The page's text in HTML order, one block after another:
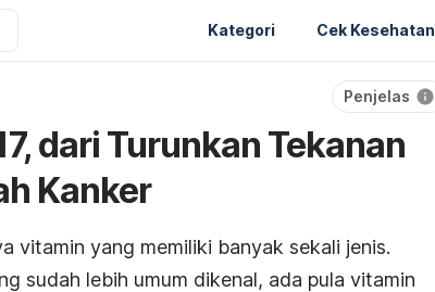
Kategori Cek Kesehatan
Penjelas
dari Turunkan Tekanan
Kanker
vitamin yang memiliki banyak sekali jenis.
sudah lebih umum dikenal, ada pula vitamin